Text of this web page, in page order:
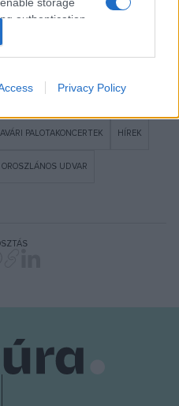
authentication
and other
Privacy Policy
PALOTAKONCERTEK HÍREK
OROSZLÁNOS UDVAR